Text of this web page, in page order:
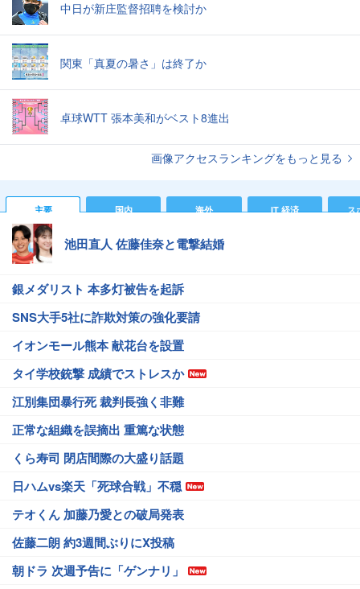
中日が新庄監督招聘を検討か
関東「真夏の暑さ」は終了か
卓球WTT 張本美和がベスト8進出
画像アクセスランキングをもっと見る
主要 国内 海外 IT 経済 ス
池田直人 佐藤佳奈と電撃結婚
銀メダリスト 本多灯被告を起訴
SNS大手5社に詐欺対策の強化要請
イオンモール熊本 献花台を設置
タイ学校銃撃 成績でストレスか
江別集団暴行死 裁判長強く非難
正常な組織を誤摘出 重篤な状態
くら寿司 閉店間際の大盛り話題
日ハムvs楽天「死球合戦」不穏
テオくん 加藤乃愛との破局発表
佐藤二朗 約3週間ぶりにX投稿
朝ドラ 次週予告に「ゲンナリ」